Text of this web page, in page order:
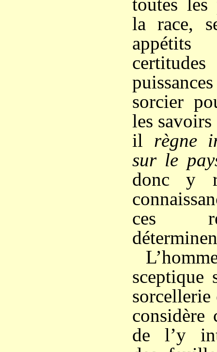
la race,
appétits
sorcier
les
il règne
sur le
donc y
ces
sorcellerie
considère
de l’y